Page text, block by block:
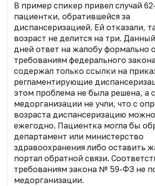
В пример спикер привел случай
пациентки, обратившейся за
диспансеризацией. Ей отказали,
возраст не делится на три.
дней ответ на жалобу формально
требованиям федерального
содержал только ссылки на
регламентирующие
этом проблема не была решена, а
медорганизации не учли, что с
возраста диспансеризацию
ежегодно. Пациентка могла бы
департамент или министерство
здравоохранения либо оставить
портал обратной связи.
требованиям закона № 59-ФЗ не
медорганизации.